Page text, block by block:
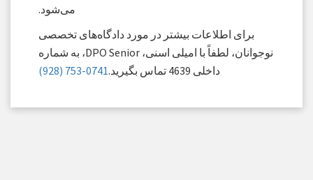
می‌شود.
برای اطلاعات بیشتر در مورد دادگاه‌های تخصصی
نوجوانان، لطفاً با امیلی اسنی، DPO Senior، به شماره
‎(928) 753-0741
داخلی 4639 تماس بگیرید.